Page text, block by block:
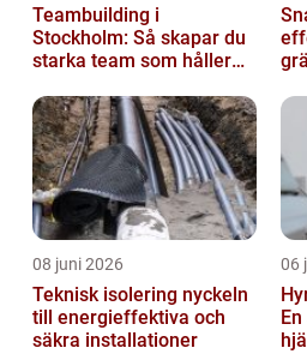
Teambuilding i
Stockholm: Så skapar du
starka team som håller
08 juni 2026
Teknisk isolering nyckeln
till energieffektiva och
säkra installationer
06